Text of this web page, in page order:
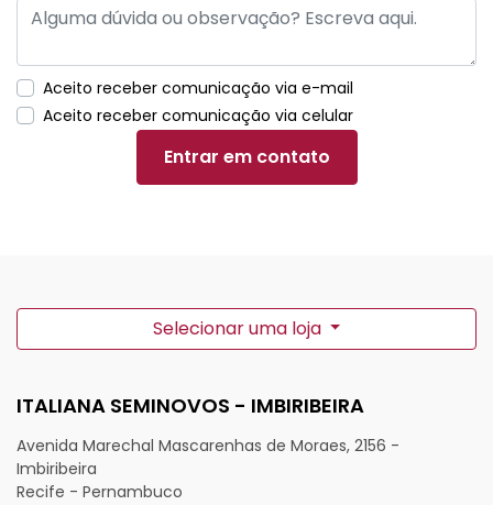
Aceito receber comunicação via e-mail
Aceito receber comunicação via celular
Entrar em contato
Selecionar uma loja
ITALIANA SEMINOVOS - IMBIRIBEIRA
Avenida Marechal Mascarenhas de Moraes, 2156 -
Imbiribeira
Recife - Pernambuco